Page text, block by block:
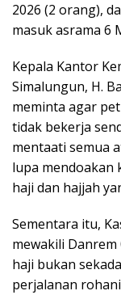
2026 (2 orang),
masuk asrama 6
Kepala Kantor
Simalungun, H.
meminta agar
tidak bekerja
mentaati semua
lupa mendoakan
haji dan hajjah
Sementara itu,
mewakili
haji bukan
perjalanan